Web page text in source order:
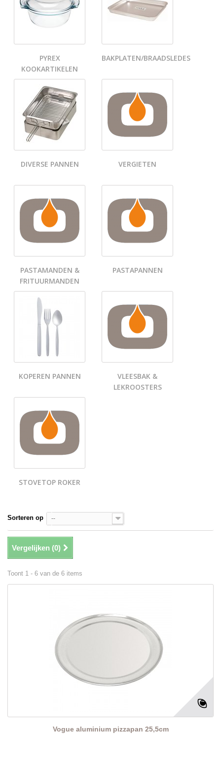
PYREX
KOOKARTIKELEN
BAKPLATEN/BRAADSLEDES
DIVERSE PANNEN VERGIETEN
PASTAMANDEN &
FRITUURMANDEN
PASTAPANNEN
KOPEREN PANNEN
VLEESBAK &
LEKROOSTERS
STOVETOP ROKER
Sorteren op --
Vergelijken (0)
Toont 1 - 6 van de 6 items
Vogue aluminium pizzapan 25,5cm